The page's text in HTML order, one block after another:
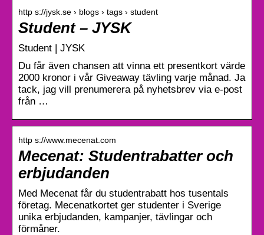
http s://jysk.se › blogs › tags › student
Student – JYSK
Student | JYSK
Du får även chansen att vinna ett presentkort värde
2000 kronor i vår Giveaway tävling varje månad. Ja
tack, jag vill prenumerera på nyhetsbrev via e-post
från …
http s://www.mecenat.com
Mecenat: Studentrabatter och
erbjudanden
Med Mecenat får du studentrabatt hos tusentals
företag. Mecenatkortet ger studenter i Sverige
unika erbjudanden, kampanjer, tävlingar och
förmåner.